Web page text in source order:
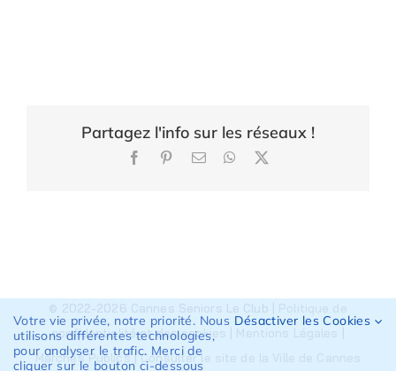
Partagez l'info sur les réseaux !
FacebookPinterest
Email WhatsApp
confidentialité et des cookies
Marchés Publics|Consulter le site de la Ville de Cannes
Votre vie privée, notre priorité. Nous
utilisons différentes technologies,
pour analyser le trafic. Merci de
cliquer sur le bouton ci-dessous
Désactiver les Cookies